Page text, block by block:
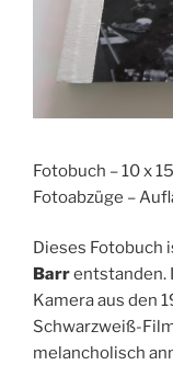
Fotobuch – 10 x
Fotoabzüge –
Dieses Fotobuch
Barrentstanden.
Kamera aus den
Schwarzweiß-
melancholisch